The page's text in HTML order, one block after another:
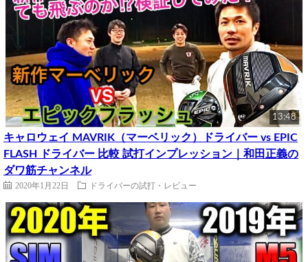
13:48
キャロウェイ MAVRIK（マーベリック）ドライバー vs EPIC
FLASH ドライバー 比較 試打インプレッション｜和田正義の
ダワ筋チャンネル
2020年1月22日 ドライバーの試打・レビュー